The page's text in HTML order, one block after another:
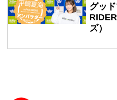
グッ
ズ）